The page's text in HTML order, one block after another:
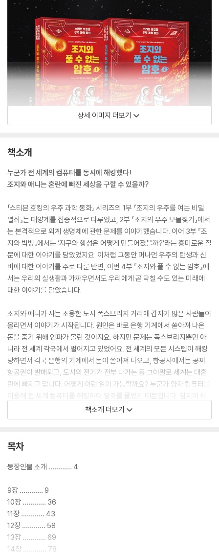
상세 이미지 더보기
책소개
누군가 전 세계의 컴퓨터를 동시에 해킹했다!
조지와 애니는 혼란에 빠진 세상을 구할 수 있을까?
「스티븐 호킹의 우주 과학 동화」 시리즈의 1부 『조지의 우주를 여는 비밀
열쇠』는 태양계를 집중적으로 다루었고, 2부 『조지의 우주 보물찾기』에서
는 본격적으로 외계 생명체에 관한 문제를 이야기했습니다. 이어 3부 『조
지와 빅뱅』에서는 ‘지구와 행성은 어떻게 만들어졌을까?’라는 흥미로운 질
문에 대한 이야기를 담았었지요. 이처럼 그동안 머나먼 우주의 탄생과 신
비에 대한 이야기를 주로 다룬 반면, 이번 4부 『조지와 풀 수 없는 암호』에
서는 우리의 실생활과 가까우면서도 우리에게 곧 닥칠 수도 있는 미래에
대한 이야기를 담았습니다.
조지와 애니가 사는 조용한 도시 폭스브리지 거리에 갑자기 많은 사람들이
몰리면서 이야기가 시작됩니다. 원인은 바로 은행 기계에서 쏟아져 나온
돈을 줍기 위해 인파가 몰린 것이지요. 하지만 문제는 폭스브리지뿐만 아
니라 전 세계 각국에서 벌어지고 있었어요. 전 세계의 모든 시스템이 해킹
당하면서 각국 은행의 기계에서 돈이 쏟아져 나오고, 항공사에서는 공짜
항공권이 발매되고, 도시의 전기가 전부 나가는 등 그야말로 세계는 대혼
란에 빠지고 맙니다. 어떻게 이런 일이 가능할까요? 누군가 양자 컴퓨터를
이용해 전 세계 컴퓨터를 해킹하여 암호를 풀었기 때문입니다. 심지어 세
계에서 가장 뛰어난 컴퓨터라는 코스모스마저 해킹당해 조지와 애니는 위
험에 빠집니다!
그렇다면 양자 컴퓨터란 무엇일까요? 꿈의 컴퓨터라고 불리는 양자 컴퓨
풀어버릴 수 있으며, 개발되면 공학, 과학, 수학 등의 학문 분야뿐만 아니
다. 다행히(?) 이 양자 컴퓨터는 아직 만들어지지 않았지만, 구글, 인텔, 마
이크로소프트 등 세계 거대 IT기업들이 뛰어들어 연구 개발 중이며 가까운
시일 내에 개발할 수 있을 것이라 예측합니다.
하지만 어떤 강력한 암호도 풀어버리는 양자 컴퓨터로도, 절대 풀 수 없는
암호가 있지요. 그것은 바로 ‘우정’입니다. 제아무리 슈퍼컴퓨터를 능가하
책소개 더보기
목차
등장인물 소개 ………… 4
9장 ………… 9
10장 ………… 36
11장 ………… 43
12장 ………… 58
13장 ………… 69
14장 ………… 78